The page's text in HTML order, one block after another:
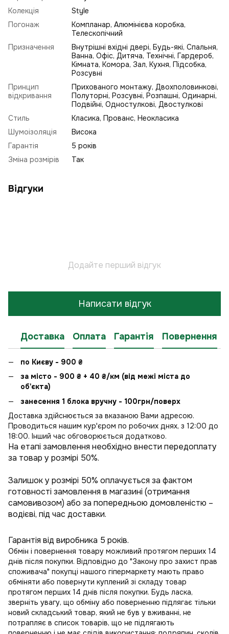
Колекція
Style
Погонаж
Компланар, Алюмінієва коробка,
Телескопічний
Призначення
Внутрішні вхідні двері, Будь-які, Спальня,
Ванна, Офіс, Дитяча, Технічні, Гардероб,
Кімната, Комора, Зал, Кухня, Підсобка,
Розсувні
Принцип
відкривання
Прихованого монтажу, Двохполовинкові,
Полуторні, Розсувні, Розпашні, Одинарні,
Подвійні, Одностулкові, Двостулкові
Стиль
Класика, Прованс, Неокласика
Шумоізоляція
Висока
Гарантія
5 років
Зміна розмірів
Так
Відгуки
Додайте перший відгук
Написати відгук
Доставка Оплата Гарантія Повернення
по Києву - 900 ₴
за місто - 900 ₴ + 40 ₴/км (від межі міста до
об'єкта)
занесення 1 блока вручну - 100грн/поверх
Доставка здійснюється за вказаною Вами адресою.
Проводиться нашим кур'єром по робочих днях, з 12:00 до
18:00. Інший час обговорюється додатково.
На етапі замовлення необхідно внести передоплату
за товар у розмірі 50%.
Залишок у розмірі 50% оплачується за фактом
готовності замовлення в магазині (отримання
самовивозом) або за попередньою домовленістю –
водієві, під час доставки.
Гарантія від виробника 5 років.
Обмін і повернення товару можливий протягом перших 14
днів після покупки. Відповідно до "Закону про захист прав
споживача" покупці нашого гіпермаркету мають право
обміняти або повернути куплений зі складу товар
протягом перших 14 днів після покупки. Будь ласка,
зверніть увагу, що обміну або поверненню підлягає тільки
новий складський товар, який не був у вживанні, не
потрапляє в список товарів, що не підлягають